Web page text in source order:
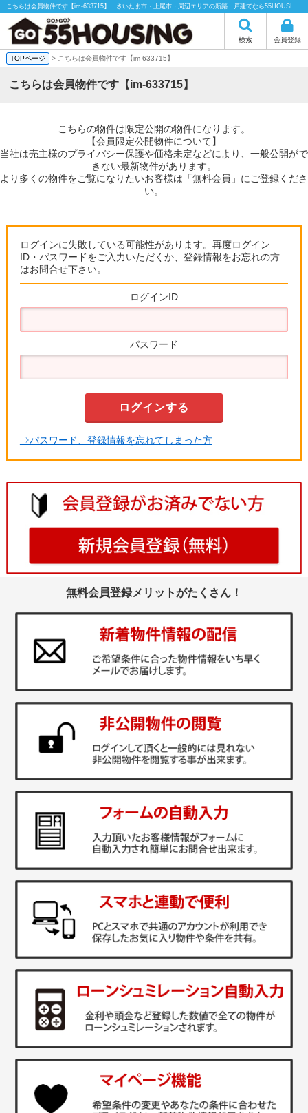
こちらは会員物件です【im-633715】｜さいたま市・上尾市・周辺エリアの新築一戸建てなら55HOUSING（55ハウジング）にお任せください！
検索 会員登録
TOPページ > こちらは会員物件です【im-633715】
こちらは会員物件です【im-633715】
こちらの物件は限定公開の物件になります。
【会員限定公開物件について】
当社は売主様のプライバシー保護や価格未定などにより、一般公開がで
きない最新物件があります。
より多くの物件をご覧になりたいお客様は「無料会員」にご登録くださ
い。
ログインに失敗している可能性があります。再度ログイン
ID・パスワードをご入力いただくか、登録情報をお忘れの方
はお問合せ下さい。
ログインID
パスワード
⇒パスワード、登録情報を忘れてしまった方
無料会員登録メリットがたくさん！